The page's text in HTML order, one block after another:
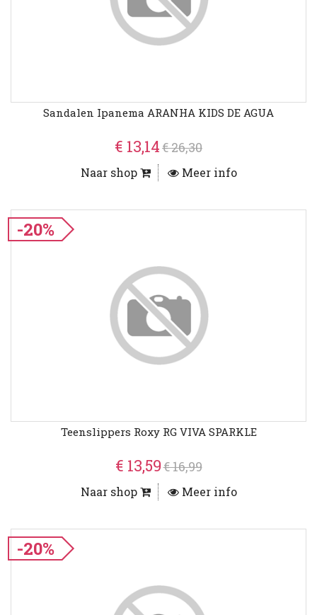
Sandalen Ipanema ARANHA KIDS DE AGUA
€ 13,14€ 26,30
Naar shop Meer info
-20%
Teenslippers Roxy RG VIVA SPARKLE
€ 13,59€ 16,99
Naar shop Meer info
-20%